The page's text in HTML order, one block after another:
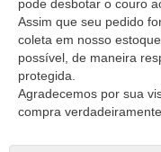
pode desbotar o couro
Assim que seu pedido
coleta em nosso
possível, de maneira
protegida.
Agradecemos por sua
compra